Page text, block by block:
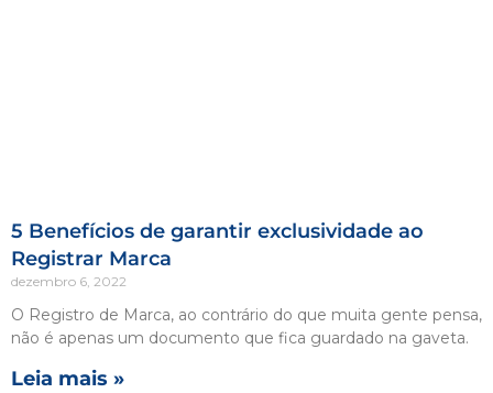
5 Benefícios de garantir exclusividade ao
Registrar Marca
dezembro 6, 2022
O Registro de Marca, ao contrário do que muita gente pensa,
não é apenas um documento que fica guardado na gaveta.
Leia mais »